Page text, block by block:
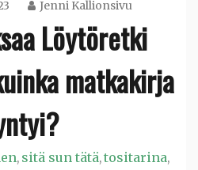
Jenni Kallionsivu
Löytöretki
matkakirja
, sitä sun tätä,tositarina,